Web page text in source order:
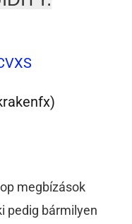
megbízások
pedig bármilyen